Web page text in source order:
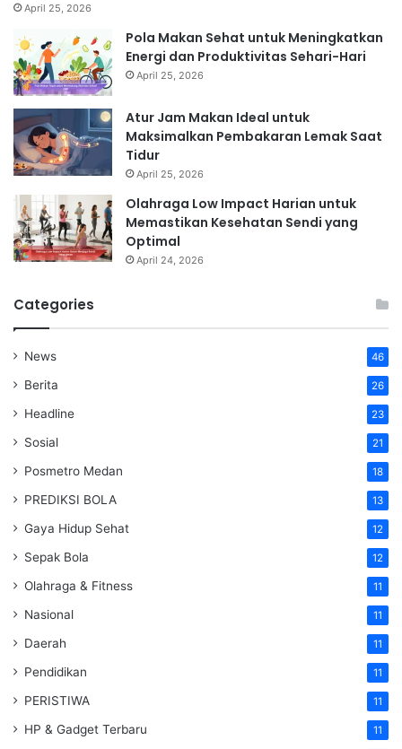
April 25, 2026
Pola Makan Sehat untuk Meningkatkan
Energi dan Produktivitas Sehari-Hari
April 25, 2026
Atur Jam Makan Ideal untuk
Maksimalkan Pembakaran Lemak Saat
Tidur
April 25, 2026
Olahraga Low Impact Harian untuk
Memastikan Kesehatan Sendi yang
Optimal
April 24, 2026
Categories
News 46
Berita 26
Headline 23
Sosial 21
Posmetro Medan 18
PREDIKSI BOLA 13
Gaya Hidup Sehat 12
Sepak Bola 12
Olahraga & Fitness 11
Nasional 11
Daerah 11
Pendidikan 11
PERISTIWA 11
HP & Gadget Terbaru 11